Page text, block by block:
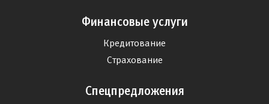
Финансовые услуги
Кредитование
Страхование
Спецпредложения